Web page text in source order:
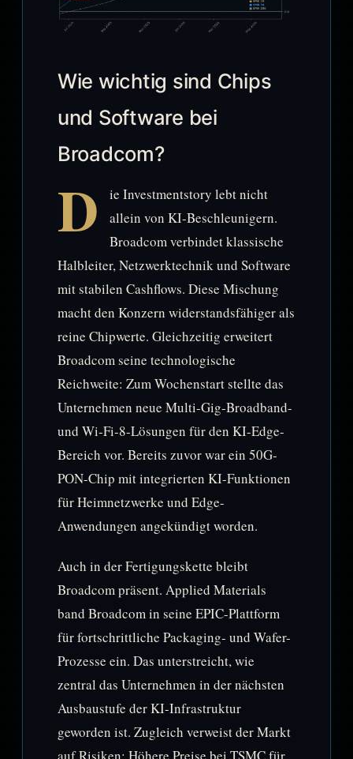
Wie wichtig sind Chips
und Software bei
Broadcom?
D
ie Investmentstory lebt nicht
allein von KI-Beschleunigern.
Broadcom verbindet klassische
Halbleiter, Netzwerktechnik und Software
mit stabilen Cashflows. Diese Mischung
macht den Konzern widerstandsfähiger als
reine Chipwerte. Gleichzeitig erweitert
Broadcom seine technologische
Reichweite: Zum Wochenstart stellte das
Unternehmen neue Multi-Gig-Broadband-
und Wi‑Fi-8-Lösungen für den KI-Edge-
Bereich vor. Bereits zuvor war ein 50G-
PON-Chip mit integrierten KI-Funktionen
für Heimnetzwerke und Edge-
Anwendungen angekündigt worden.
Auch in der Fertigungskette bleibt
Broadcom präsent. Applied Materials
band Broadcom in seine EPIC-Plattform
für fortschrittliche Packaging- und Wafer-
Prozesse ein. Das unterstreicht, wie
zentral das Unternehmen in der nächsten
Ausbaustufe der KI-Infrastruktur
geworden ist. Zugleich verweist der Markt
auf Risiken: Höhere Preise bei TSMC für